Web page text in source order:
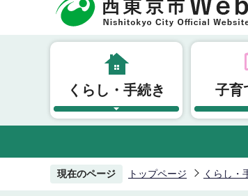
くらし・手続き 子育
現在のページ トップページ くらし・